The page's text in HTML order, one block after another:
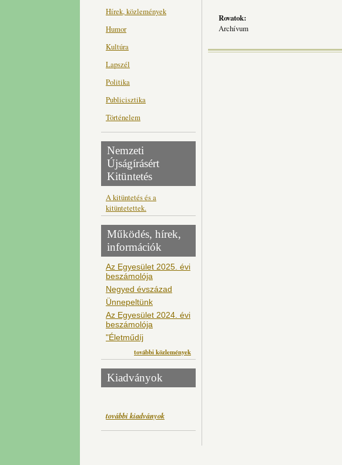
Hírek, közlemények
Humor
Kultúra
Lapszél
Politika
Publicisztika
Történelem
Nemzeti
Újságírásért
Kitüntetés
A kitüntetés és a
kitüntetettek.
Működés, hírek,
információk
Az Egyesület 2025. évi
beszámolója
Negyed évszázad
Ünnepeltünk
Az Egyesület 2024. évi
beszámolója
"Életműdíj
további közlemények
Kiadványok
további kiadványok
Rovatok:
Archívum